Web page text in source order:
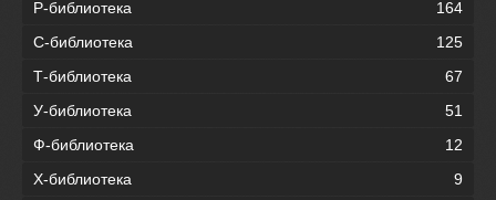
Р-библиотека
164
С-библиотека
125
Т-библиотека
67
У-библиотека
51
Ф-библиотека
12
Х-библиотека
9